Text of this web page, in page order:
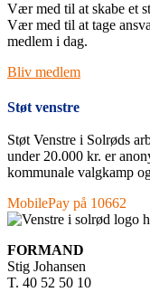
Vær med til at skabe et
Vær med til at tage
medlem i dag.
Bliv medlem
Støt venstre
Støt Venstre i Solrøds
under 20.000 kr. er
kommunale valgkamp
MobilePay på 10662
FORMAND
Stig Johansen
T. 40 52 50 10